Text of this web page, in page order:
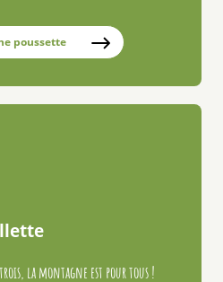
poussette
la montagne est pour tous !